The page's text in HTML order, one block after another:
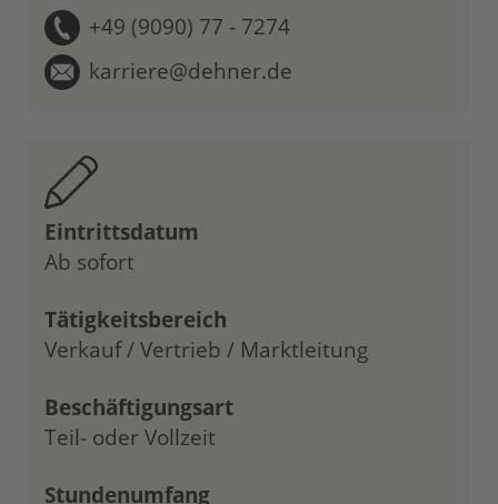
+49 (9090) 77 - 7274
karriere@dehner.de
Eintrittsdatum
Ab sofort
Tätigkeitsbereich
Verkauf / Vertrieb / Marktleitung
Beschäftigungsart
Teil- oder Vollzeit
Stundenumfang